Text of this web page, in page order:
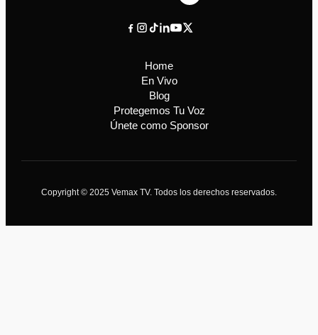
Home
En Vivo
Blog
Protegemos Tu Voz
Únete como Sponsor
Copyright © 2025 Vemax TV. Todos los derechos reservados.